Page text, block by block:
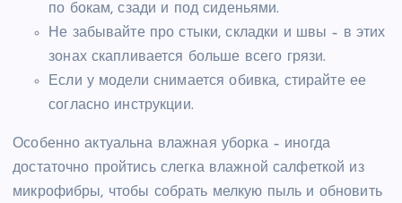
по бокам, сзади и под сиденьями.
Не забывайте про стыки, складки и швы – в этих
зонах скапливается больше всего грязи.
Если у модели снимается обивка, стирайте ее
согласно инструкции.
Особенно актуальна влажная уборка – иногда
достаточно пройтись слегка влажной салфеткой из
микрофибры, чтобы собрать мелкую пыль и обновить